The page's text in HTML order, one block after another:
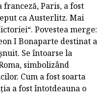
franceză, Paris, a fost
ca Austerlitz. Mai
Povestea merge:
I Bonaparte destinat a
Se întoarse la
simbolizând
Cum a fost soarta
a fost întotdeauna o